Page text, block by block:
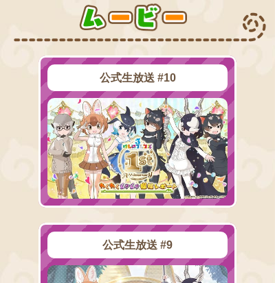
ムービー
公式生放送 #10
公式生放送 #9